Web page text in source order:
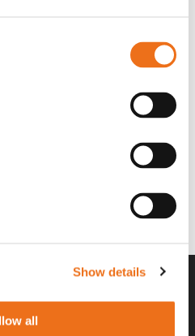
Show details
all
Lägg till i varukorg
Rotor teeth 8t/6k 0Gr/8 R6/14